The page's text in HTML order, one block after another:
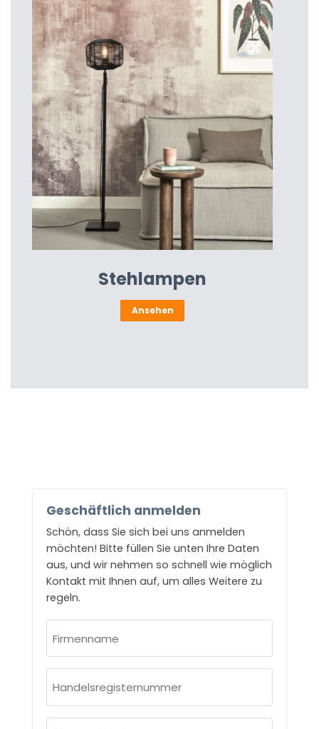
Stehlampen
Ansehen
Geschäftlich anmelden
Schön, dass Sie sich bei uns anmelden
möchten! Bitte füllen Sie unten Ihre Daten
aus, und wir nehmen so schnell wie möglich
Kontakt mit Ihnen auf, um alles Weitere zu
regeln.
(erforderlich)
(erforderlich)